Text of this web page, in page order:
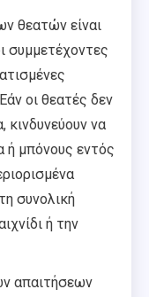
θεατών είναι
συμμετέχοντες
οι θεατές δεν
κινδυνεύουν να
ή μπόνους εντός
συνολική
ή την
απαιτήσεων